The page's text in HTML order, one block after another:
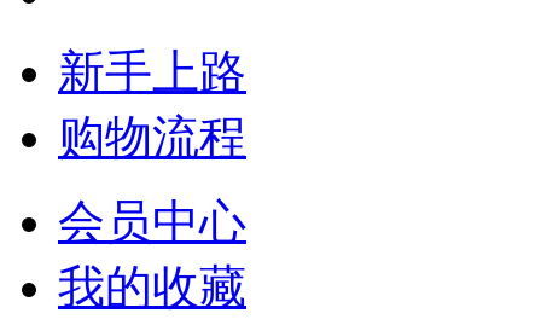
新手上路
购物流程
会员中心
我的收藏